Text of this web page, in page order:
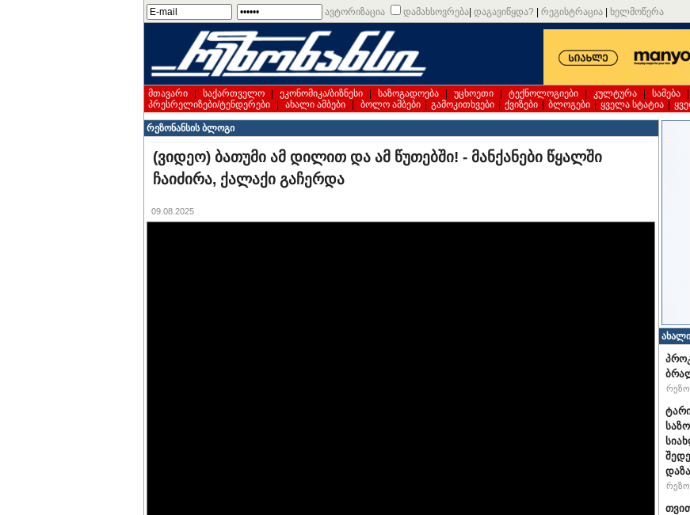
ავტორიზაცია დამახსოვრება დაგავიწყდა? რეგისტრაცია ხელმოწერა
მთავარი საქართველო ეკონომიკა/ბიზნესი საზოგადოება უცხოეთი ტექნოლოგიები კულტურა სამება
პრესრელიზები/ტენდერები
ახალი ამბები ბოლო ამბები გამოკითხვები ქვიზები ბლოგები ყველა სტატია
რეზონანსის ბლოგი
(ვიდეო) ბათუმი ამ დილით და ამ წუთებში! - მანქანები წყალში
ჩაიძირა, ქალაქი გაჩერდა
09.08.2025
ახალი